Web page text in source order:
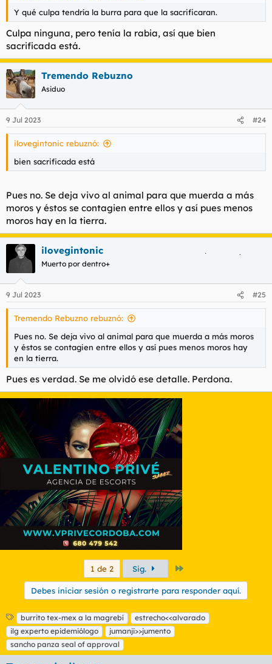
Y qué culpa tendría la burra para que la sacrificaran.
Culpa ninguna, pero tenía la rabia, así que bien
sacrificada está.
Tremendo Rebuzno
Asiduo
9 Jul 2023 #24
ilovegintonic rebuznó:
bien sacrificada está
Pues no. Se deja vivo al animal para que muerda a más
moros y éstos se contagien entre ellos y así pues menos
moros hay en la tierra.
ilovegintonic
Muerto por dentro+
9 Jul 2023 #25
Tremendo Rebuzno rebuznó:
Pues no. Se deja vivo al animal para que muerda a más moros
y éstos se contagien entre ellos y así pues menos moros hay
en la tierra.
Pues es verdad. Se me olvidó ese detalle. Perdona.
1 de 2 Sig.
Debes iniciar sesión o registrarte para responder aquí.
E
t
i
q
burrito tex-mex a la magrebí
estrecho<<alvarado
ilg experto epidemiólogo
jumanji>>jumento
sancho panza seal of approval